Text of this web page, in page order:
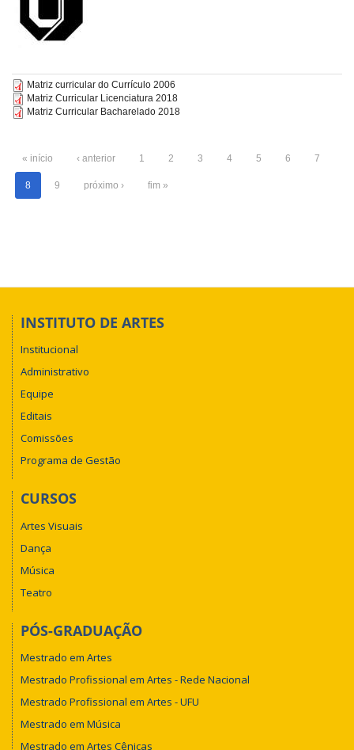
Matriz curricular do Currículo 2006
Matriz Curricular Licenciatura 2018
Matriz Curricular Bacharelado 2018
« início ‹ anterior 1 2 3 4 5 6 7
8 9 próximo › fim »
INSTITUTO DE ARTES
Institucional
Administrativo
Equipe
Editais
Comissões
Programa de Gestão
CURSOS
Artes Visuais
Dança
Música
Teatro
PÓS-GRADUAÇÃO
Mestrado em Artes
Mestrado Profissional em Artes - Rede Nacional
Mestrado Profissional em Artes - UFU
Mestrado em Música
Mestrado em Artes Cênicas